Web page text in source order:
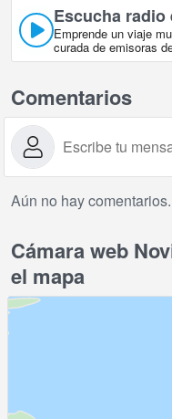
Escucha radio
Emprende un viaje
curada de emisoras
Comentarios
Aún no hay
Cámara web
el mapa